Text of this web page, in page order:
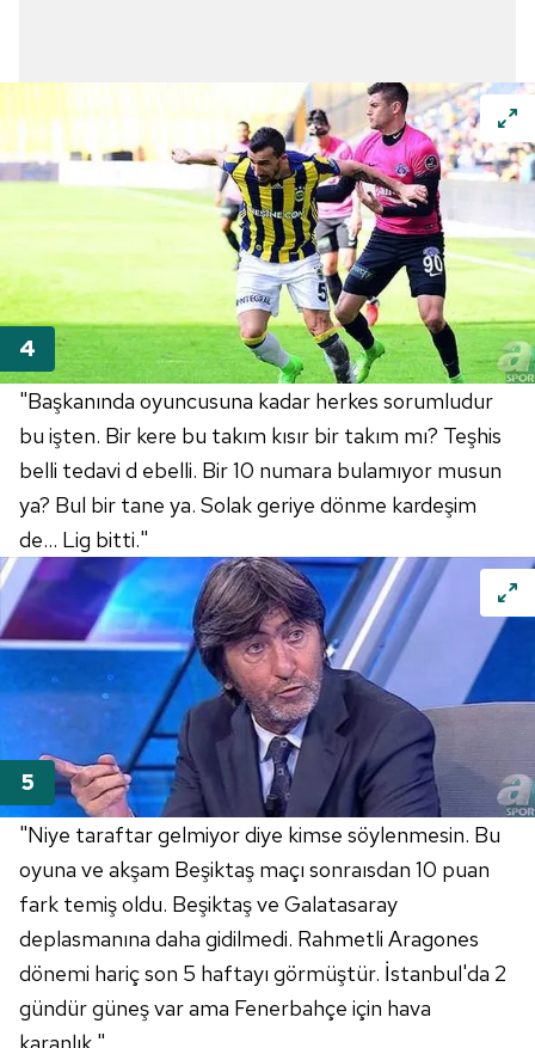
"Başkanında oyuncusuna kadar herkes sorumludur
bu işten. Bir kere bu takım kısır bir takım mı? Teşhis
belli tedavi d ebelli. Bir 10 numara bulamıyor musun
ya? Bul bir tane ya. Solak geriye dönme kardeşim
de... Lig bitti."
"Niye taraftar gelmiyor diye kimse söylenmesin. Bu
oyuna ve akşam Beşiktaş maçı sonraısdan 10 puan
fark temiş oldu. Beşiktaş ve Galatasaray
deplasmanına daha gidilmedi. Rahmetli Aragones
dönemi hariç son 5 haftayı görmüştür. İstanbul'da 2
gündür güneş var ama Fenerbahçe için hava
karanlık."